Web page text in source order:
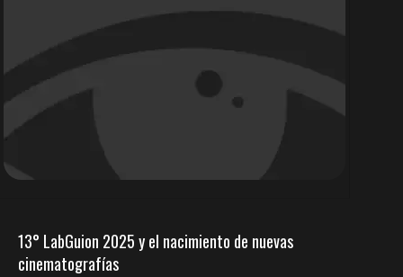
13° LabGuion 2025 y el nacimiento de nuevas
cinematografías